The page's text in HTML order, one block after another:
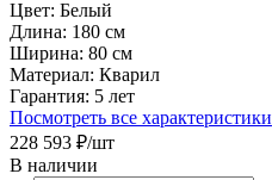
Цвет: Белый
Длина: 180 см
Ширина: 80 см
Материал: Кварил
Гарантия: 5 лет
Посмотреть все характеристики
228 593 ₽/шт
В наличии